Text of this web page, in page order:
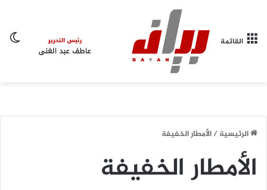
القائمة
الرئيسية/الأمطار الخفيفة
الأمطار الخفيفة